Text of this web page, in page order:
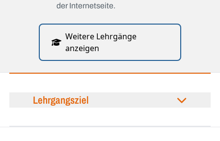
der Internetseite.
Weitere Lehrgänge
anzeigen
Lehrgangsziel